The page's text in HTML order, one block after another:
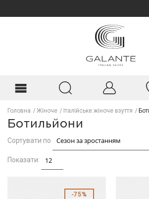
Головна Жіноче Італійське жіноче взуття
Ботильйони
Сортувати по
Показати:
75%